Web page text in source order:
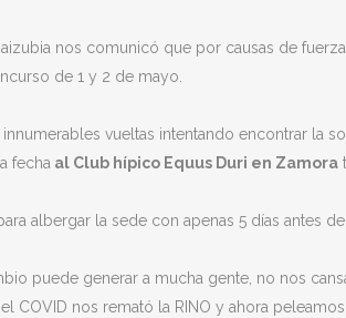
nos comunicó que por causas de
de 1 y 2 de mayo.
vueltas intentando encontrar la
fecha al Club hípico Equus Duri en Zamora
albergar la sede con apenas 5 días antes
puede generar a mucha gente, no nos
COVID nos remató la RINO y ahora